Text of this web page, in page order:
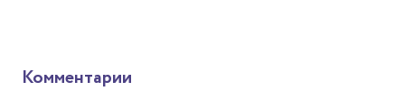
напиток нашёл отражение и
Комментарии